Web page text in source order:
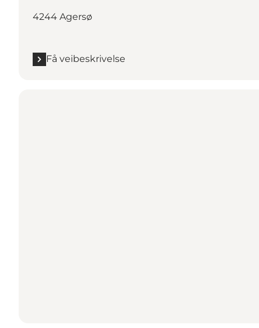
4244 Agersø
Få veibeskrivelse